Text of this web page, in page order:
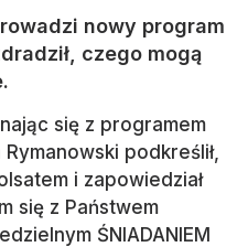
nowy program
czego mogą
się z programem
podkreślił,
i zapowiedział
się z Państwem
ŚNIADANIEM